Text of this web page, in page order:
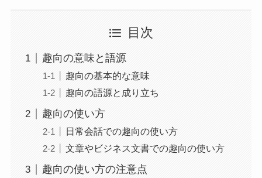
目次
趣向の意味と語源
趣向の基本的な意味
趣向の語源と成り立ち
趣向の使い方
日常会話での趣向の使い方
文章やビジネス文書での趣向の使い方
趣向の使い方の注意点